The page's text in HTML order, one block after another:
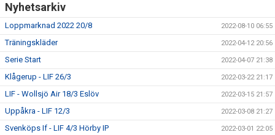
Nyhetsarkiv
Loppmarknad 2022 20/8 2022-08-10 06:55
Träningskläder 2022-04-12 20:56
Serie Start 2022-04-07 21:38
Klågerup - LIF 26/3 2022-03-22 21:17
LIF - Wollsjö Air 18/3 Eslöv 2022-03-15 21:57
Uppåkra - LIF 12/3 2022-03-08 21:27
Svenköps If - LIF 4/3 Hörby IP 2022-03-01 22:05